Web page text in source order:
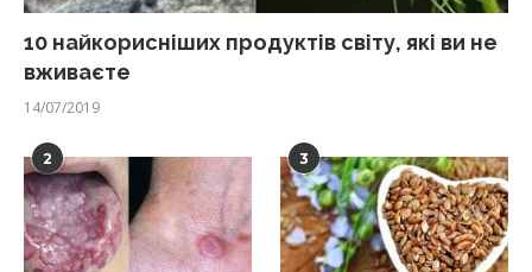
10 найкорисніших продуктів світу, які ви не
вживаєте
14/07/2019
2 3